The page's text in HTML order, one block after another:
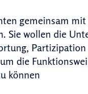
gemeinsam
Sie wollen die
die
können